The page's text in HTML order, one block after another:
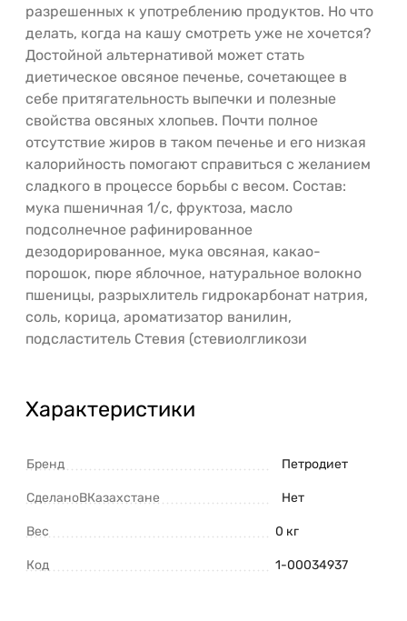
разрешенных к употреблению продуктов. Но что
делать, когда на кашу смотреть уже не хочется?
Достойной альтернативой может стать
диетическое овсяное печенье, сочетающее в
себе притягательность выпечки и полезные
свойства овсяных хлопьев. Почти полное
отсутствие жиров в таком печенье и его низкая
калорийность помогают справиться с желанием
сладкого в процессе борьбы с весом. Состав:
мука пшеничная 1/с, фруктоза, масло
подсолнечное рафинированное
дезодорированное, мука овсяная, какао-
порошок, пюре яблочное, натуральное волокно
пшеницы, разрыхлитель гидрокарбонат натрия,
соль, корица, ароматизатор ванилин,
подсластитель Стевия (стевиолгликози
Характеристики
Бренд Петродиет
СделаноВКазахстане Нет
Вес 0 кг
Код 1-00034937